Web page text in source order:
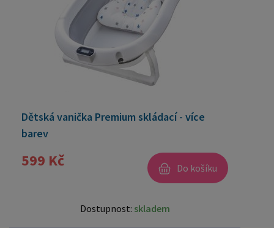
Dětská vanička Premium skládací - více
barev
599 Kč Do košíku
Dostupnost: skladem